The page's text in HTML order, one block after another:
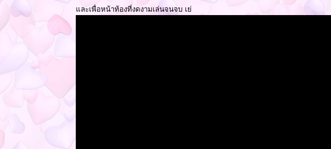
ละเพื่อหน้าท้องที่งดงามเล่นจนจบ เย่